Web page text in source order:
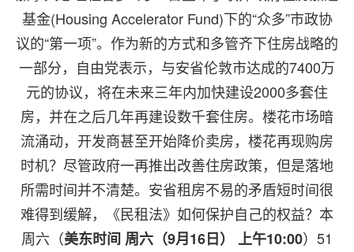
基金(Housing Accelerator Fund)下的“众多”市政协
议的“第一项”。作为新的方式和多管齐下住房战略的
一部分，自由党表示，与安省伦敦市达成的7400万
元的协议，将在未来三年内加快建设2000多套住
房，并在之后几年再建设数千套住房。楼花市场暗
流涌动，开发商甚至开始降价卖房，楼花再现购房
时机？尽管政府一再推出改善住房政策，但是落地
所需时间并不清楚。安省租房不易的矛盾短时间很
难得到缓解，《民租法》如何保护自己的权益？本
周六（美东时间 周六（9月16日） 上午10:00）51